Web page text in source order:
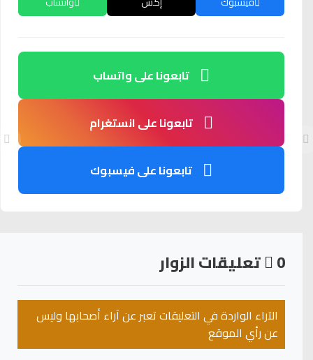
تابعونا على واتساب
تابعونا على انستغرام
تابعونا على فيسبوك
0 تعليقات الزوار
الآراء الواردة في التعليقات تعبر عن آراء أصحابها وليس
عن رأي الموقع